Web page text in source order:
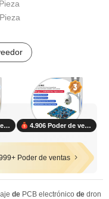
4.937 Poder de ventas 4.906 Poder de ventas
Poder de ventas
de PCB electrónico de dron